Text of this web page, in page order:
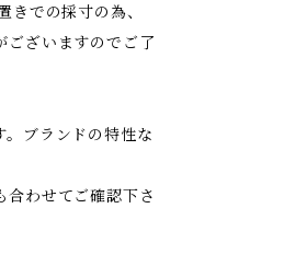
きでの採寸の為、
ございますのでご了
。ブランドの特性な
合わせてご確認下さ